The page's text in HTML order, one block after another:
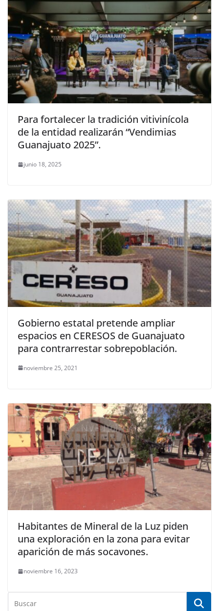
Para fortalecer la tradición vitivinícola
de la entidad realizarán “Vendimias
Guanajuato 2025”.
junio 18, 2025
Gobierno estatal pretende ampliar
espacios en CERESOS de Guanajuato
para contrarrestar sobrepoblación.
noviembre 25, 2021
Habitantes de Mineral de la Luz piden
una exploración en la zona para evitar
aparición de más socavones.
noviembre 16, 2023